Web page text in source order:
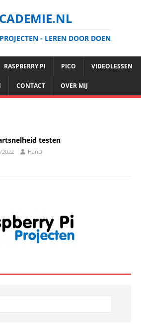
- LEREN DOOR DOEN
RASPBERRY PI PICO VIDEOLESSEN
CONTACT OVER MIJ
testen
2022 HanD